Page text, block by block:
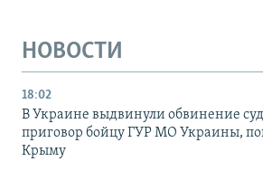
НОВОСТИ
18:02
В Украине выдвинули обвинение
приговор бойцу ГУР МО Украины,
Крыму